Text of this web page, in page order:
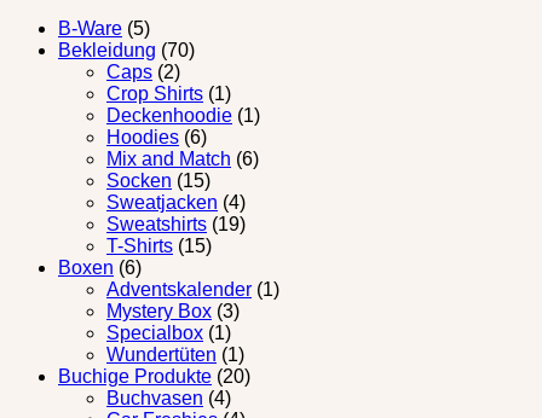
B-Ware (5)
Bekleidung (70)
Caps (2)
Crop Shirts (1)
Deckenhoodie (1)
Hoodies (6)
Mix and Match (6)
Socken (15)
Sweatjacken (4)
Sweatshirts (19)
T-Shirts (15)
Boxen (6)
Adventskalender (1)
Mystery Box (3)
Specialbox (1)
Wundertüten (1)
Buchige Produkte (20)
Buchvasen (4)